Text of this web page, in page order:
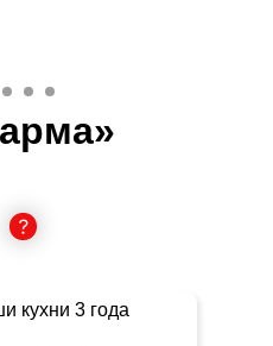
кухни 3 года